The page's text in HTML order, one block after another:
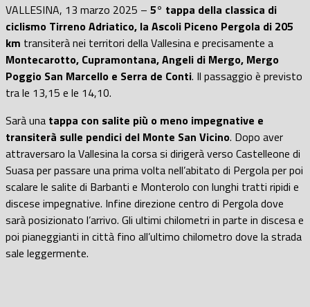
VALLESINA, 13 marzo 2025 – 5° tappa della classica di
ciclismo Tirreno Adriatico, la Ascoli Piceno Pergola di 205
km transiterà nei territori della Vallesina e precisamente a
Montecarotto, Cupramontana, Angeli di Mergo, Mergo
Poggio San Marcello e Serra de Conti. Il passaggio è previsto
tra le 13,15 e le 14,10.
Sarà una tappa con salite più o meno impegnative e
transiterà sulle pendici del Monte San Vicino. Dopo aver
attraversaro la Vallesina la corsa si dirigerà verso Castelleone di
Suasa per passare una prima volta nell’abitato di Pergola per poi
scalare le salite di Barbanti e Monterolo con lunghi tratti ripidi e
discese impegnative. Infine direzione centro di Pergola dove
sarà posizionato l’arrivo. Gli ultimi chilometri in parte in discesa e
poi pianeggianti in città fino all’ultimo chilometro dove la strada
sale leggermente.